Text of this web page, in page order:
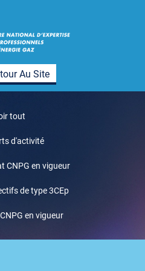
Au Site
tout
d'activité
CNPG en vigueur
de type 3CEp
en vigueur